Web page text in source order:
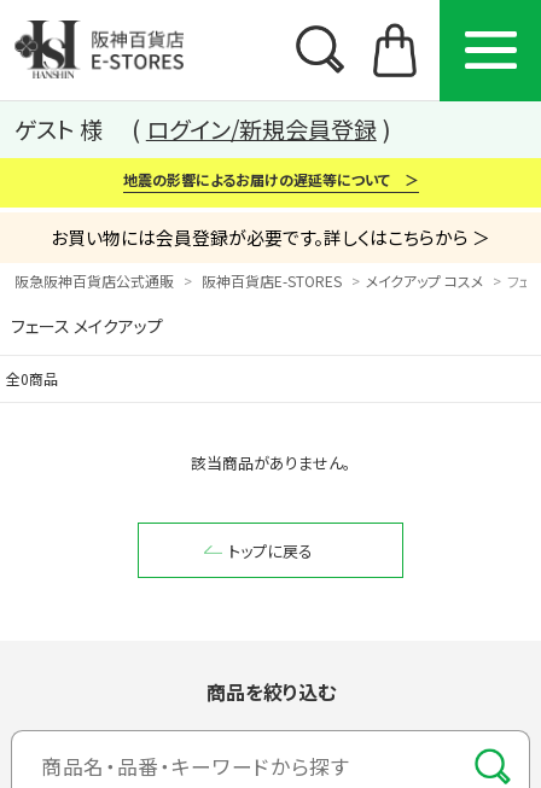
カテゴリー
閉じる
ゲスト 様 ログイン/新規会員登録
地震の影響によるお届けの遅延等について ＞
お買い物には会員登録が必要です。詳しくはこちらから ＞
阪急阪神百貨店公式通販 阪神百貨店E-STORES メイクアップ コスメ フェ
フェース メイクアップ
全0商品
該当商品がありません。
トップに戻る
商品を絞り込む